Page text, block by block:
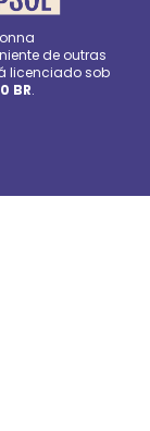
de outras
licenciado sob
BR.